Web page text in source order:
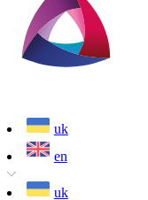
uk
en
uk